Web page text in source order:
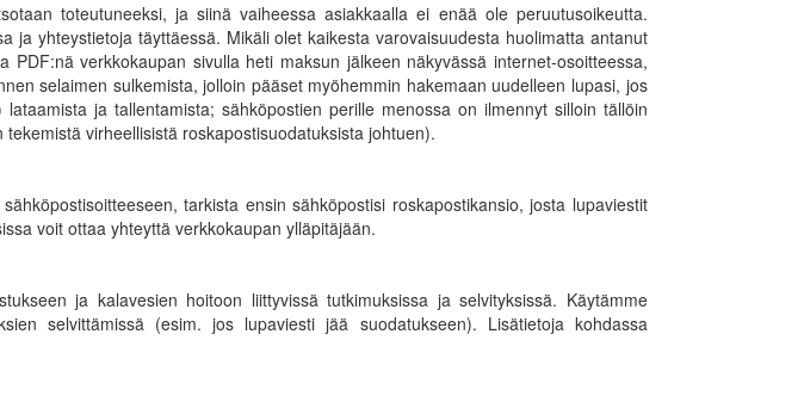
toteutuneeksi, ja siinä vaiheessa asiakkaalla ei enää ole peruutusoikeutta.
ja yhteystietoja täyttäessä. Mikäli olet kaikesta varovaisuudesta huolimatta antanut
PDF:nä verkkokaupan sivulla heti maksun jälkeen näkyvässä internet-osoitteessa,
selaimen sulkemista, jolloin pääset myöhemmin hakemaan uudelleen lupasi, jos
ja tallentamista; sähköpostien perille menossa on ilmennyt silloin tällöin
virheellisistä roskapostisuodatuksista johtuen).
tarkista ensin sähköpostisi roskapostikansio, josta lupaviestit
voit ottaa yhteyttä verkkokaupan ylläpitäjään.
ja kalavesien hoitoon liittyvissä tutkimuksissa ja selvityksissä. Käytämme
selvittämissä (esim. jos lupaviesti jää suodatukseen). Lisätietoja kohdassa